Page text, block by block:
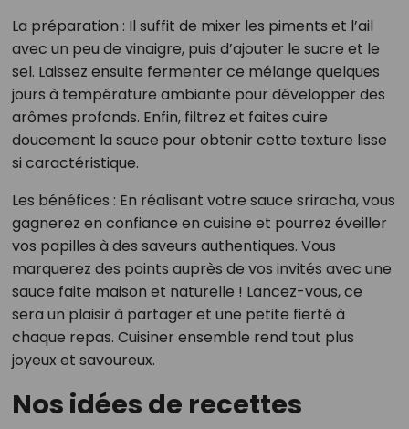
La préparation : Il suffit de mixer les piments et l’ail
avec un peu de vinaigre, puis d’ajouter le sucre et le
sel. Laissez ensuite fermenter ce mélange quelques
jours à température ambiante pour développer des
arômes profonds. Enfin, filtrez et faites cuire
doucement la sauce pour obtenir cette texture lisse
si caractéristique.
Les bénéfices : En réalisant votre sauce sriracha, vous
gagnerez en confiance en cuisine et pourrez éveiller
vos papilles à des saveurs authentiques. Vous
marquerez des points auprès de vos invités avec une
sauce faite maison et naturelle ! Lancez-vous, ce
sera un plaisir à partager et une petite fierté à
chaque repas. Cuisiner ensemble rend tout plus
joyeux et savoureux.
Nos idées de recettes